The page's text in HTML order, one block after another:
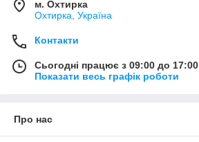
м. Охтирка
Охтирка, Україна
Контакти
Сьогодні працює з 09:00 до 17:00
Показати весь графік роботи
Про нас